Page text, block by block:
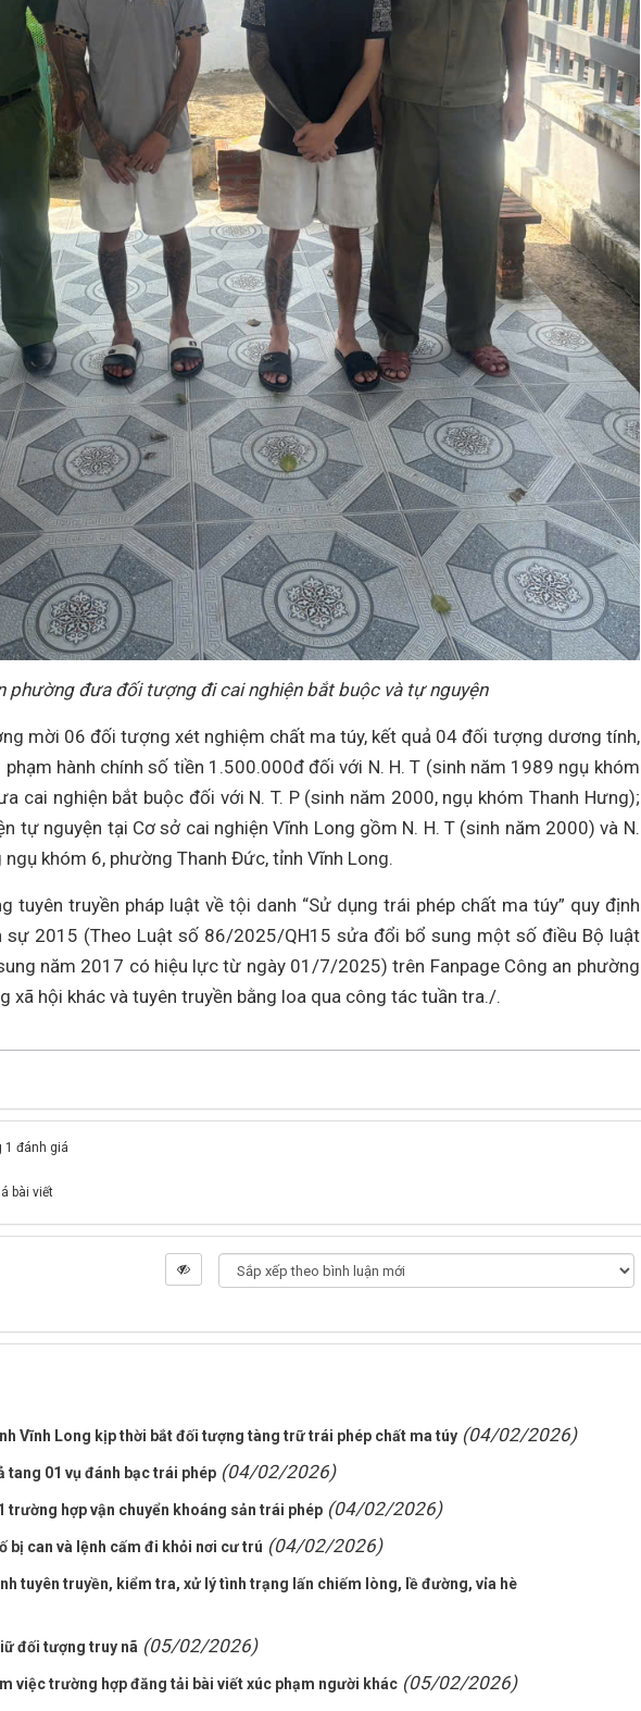
phường đưa đối tượng đi cai nghiện bắt buộc và tự nguyện
mời 06 đối tượng xét nghiệm chất ma túy, kết quả 04 đối tượng dương tính,
hành chính số tiền 1.500.000đ đối với N. H. T (sinh năm 1989 ngụ khóm
cai nghiện bắt buộc đối với N. T. P (sinh năm 2000, ngụ khóm Thanh Hưng);
tự nguyện tại Cơ sở cai nghiện Vĩnh Long gồm N. H. T (sinh năm 2000) và N.
khóm 6, phường Thanh Đức, tỉnh Vĩnh Long.
tuyên truyền pháp luật về tội danh “Sử dụng trái phép chất ma túy” quy định
sự 2015 (Theo Luật số 86/2025/QH15 sửa đổi bổ sung một số điều Bộ luật
năm 2017 có hiệu lực từ ngày 01/7/2025) trên Fanpage Công an phường
xã hội khác và tuyên truyền bằng loa qua công tác tuần tra./.
1 đánh giá
bài viết
Vĩnh Long kịp thời bắt đối tượng tàng trữ trái phép chất ma túy (04/02/2026)
tang 01 vụ đánh bạc trái phép (04/02/2026)
trường hợp vận chuyển khoáng sản trái phép (04/02/2026)
bị can và lệnh cấm đi khỏi nơi cư trú (04/02/2026)
tuyên truyền, kiểm tra, xử lý tình trạng lấn chiếm lòng, lề đường, vỉa hè
đối tượng truy nã (05/02/2026)
việc trường hợp đăng tải bài viết xúc phạm người khác (05/02/2026)